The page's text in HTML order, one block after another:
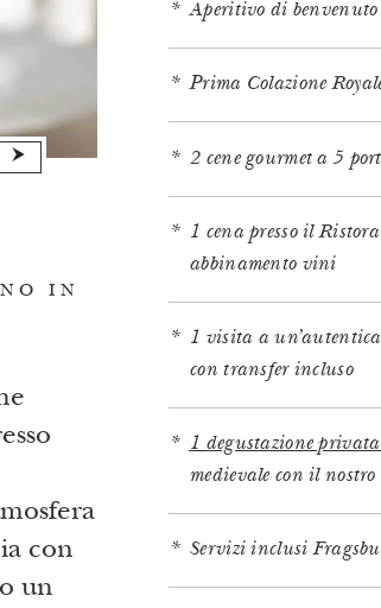
IN
con
un
Aperitivo di
Prima Colazione
2 cene gourmet a 5
1 cena presso il
abbinamento vini
1 visita a
con transfer incluso
1 degustazione privata
medievale con il nostro
Servizi inclusi